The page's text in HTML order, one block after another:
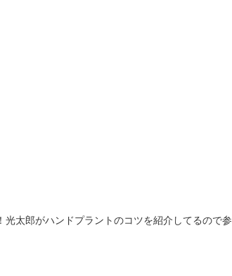
太郎がハンドプラントのコツを紹介してるので参